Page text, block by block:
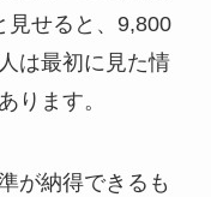
せると、9,800
は最初に見た情
ります。
が納得できるも